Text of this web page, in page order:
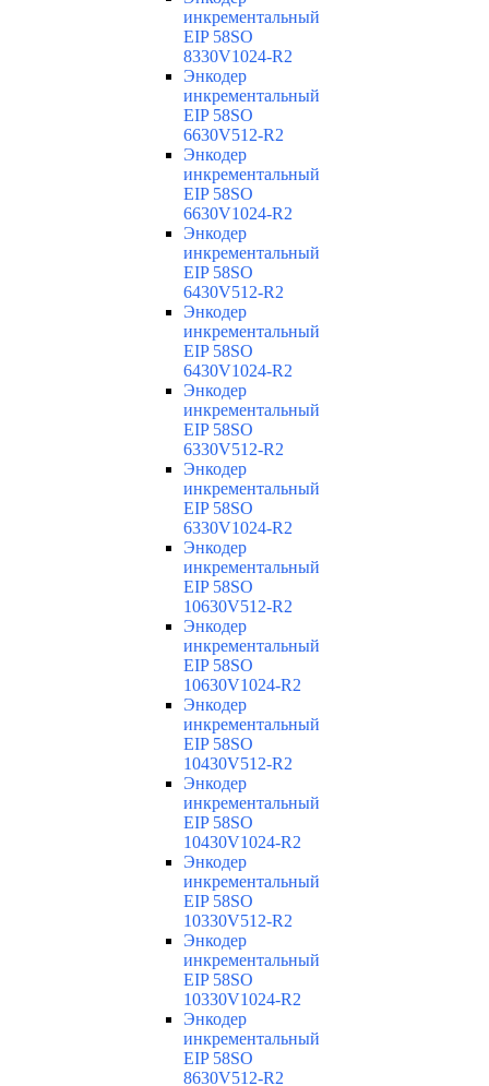
инкрементальный
EIP 58SO
8330V1024-R2
Энкодер
инкрементальный
EIP 58SO
6630V512-R2
Энкодер
инкрементальный
EIP 58SO
6630V1024-R2
Энкодер
инкрементальный
EIP 58SO
6430V512-R2
Энкодер
инкрементальный
EIP 58SO
6430V1024-R2
Энкодер
инкрементальный
EIP 58SO
6330V512-R2
Энкодер
инкрементальный
EIP 58SO
6330V1024-R2
Энкодер
инкрементальный
EIP 58SO
10630V512-R2
Энкодер
инкрементальный
EIP 58SO
10630V1024-R2
Энкодер
инкрементальный
EIP 58SO
10430V512-R2
Энкодер
инкрементальный
EIP 58SO
10430V1024-R2
Энкодер
инкрементальный
EIP 58SO
10330V512-R2
Энкодер
инкрементальный
EIP 58SO
10330V1024-R2
Энкодер
инкрементальный
EIP 58SO
8630V512-R2